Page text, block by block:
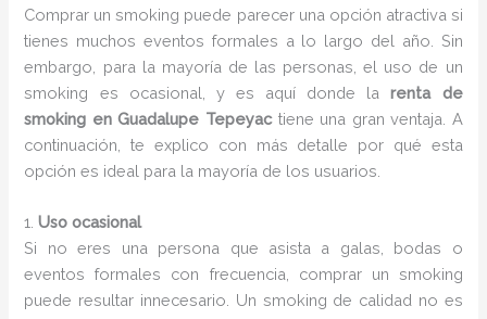
Comprar un smoking puede parecer una opción atractiva si
tienes muchos eventos formales a lo largo del año. Sin
embargo, para la mayoría de las personas, el uso de un
smoking es ocasional, y es aquí donde larenta de
smoking en Guadalupe Tepeyactiene una gran ventaja. A
continuación, te explico con más detalle por qué esta
opción es ideal para la mayoría de los usuarios.
1.Uso ocasional
Si no eres una persona que asista a galas, bodas o
eventos formales con frecuencia, comprar un smoking
puede resultar innecesario. Un smoking de calidad no es